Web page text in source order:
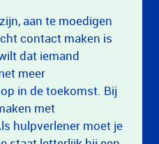
aan te moedigen
contact maken is
dat iemand
meer
in de toekomst. Bij
met
hulpverlener moet je